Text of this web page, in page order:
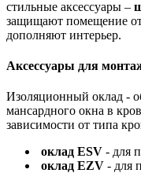
стильные аксессуары –
защищают помещение
дополняют интерьер.
Аксессуары для
Изоляционный оклад -
мансардного окна в
зависимости от типа
оклад ESV - для
оклад EZV - для